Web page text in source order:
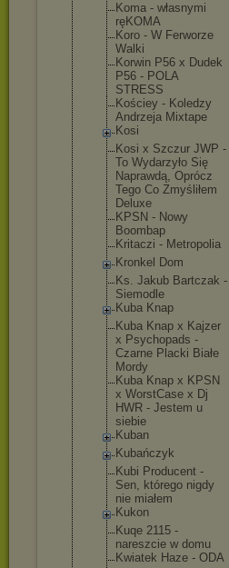
Koma - własnymi
ręKOMA
Koro - W Ferworze
Walki
Korwin P56 x Dudek
P56 - POLA
STRESS
Kościey - Koledzy
Andrzeja Mixtape
Kosi
Kosi x Szczur JWP -
To Wydarzyło Się
Naprawdą, Oprócz
Tego Co Zmyśliłem
Deluxe
KPSN - Nowy
Boombap
Kritaczi - Metropolia
Kronkel Dom
Ks. Jakub Bartczak -
Siemodle
Kuba Knap
Kuba Knap x Kajzer
x Psychopads -
Czarne Placki Białe
Mordy
Kuba Knap x KPSN
x WorstCase x Dj
HWR - Jestem u
siebie
Kuban
Kubańczyk
Kubi Producent -
Sen, którego nigdy
nie miałem
Kukon
Kuqe 2115 -
nareszcie w domu
Kwiatek Haze - ODA